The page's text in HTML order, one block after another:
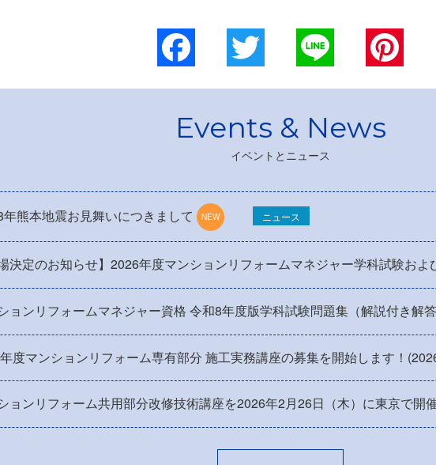
Facebook
イベントとニュース
年熊本地震お見舞いにつきまして ニュース
場決定のお知らせ】2026年度マンションリフォームマネジャー学科試験お
ョンリフォームマネジャー資格 令和8年度版学科試験問題集（解説付き解
度マンションリフォーム専有部分 施工実務講座の募集を開始します！
ョンリフォーム共用部分改修技術講座を2026年2月26日（木）に東京で開